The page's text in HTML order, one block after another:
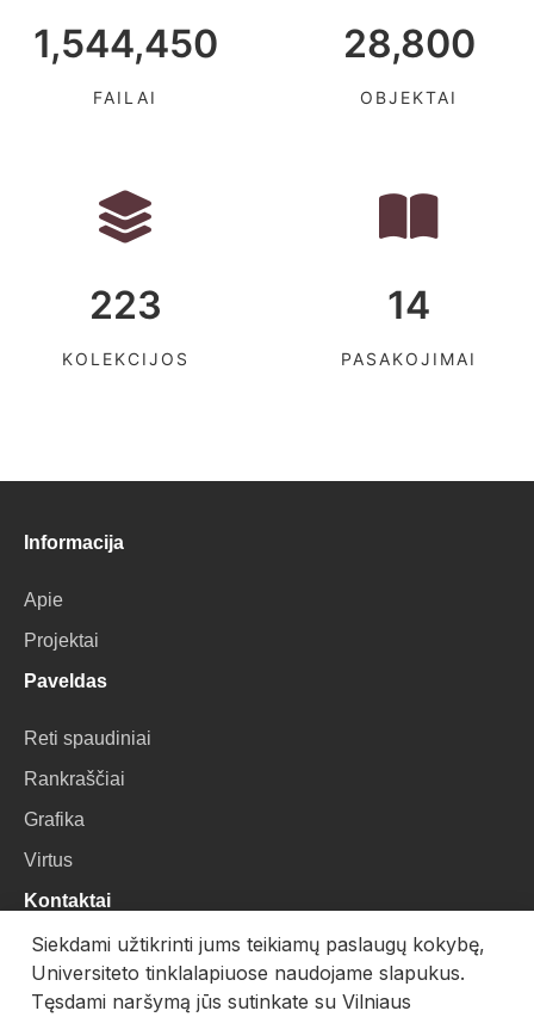
1,544,450
FAILAI
28,800
OBJEKTAI
223
KOLEKCIJOS
14
PASAKOJIMAI
Informacija
Apie
Projektai
Paveldas
Reti spaudiniai
Rankraščiai
Grafika
Virtus
Kontaktai
VU Biblioteka
Universiteto g. 3, LT-01122, Vilnius
Siekdami užtikrinti jums teikiamų paslaugų kokybę,
Universiteto tinklalapiuose naudojame slapukus.
Tęsdami naršymą jūs sutinkate su Vilniaus